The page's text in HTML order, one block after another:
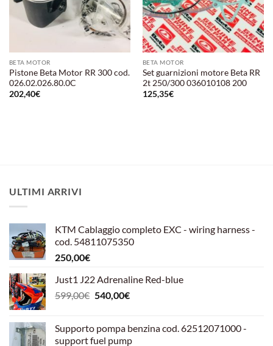
BETA MOTOR
Pistone Beta Motor RR 300 cod.
026.02.026.80.0C
202,40€
BETA MOTOR
Set guarnizioni motore Beta RR
2t 250/300 036010108 200
125,35€
ULTIMI ARRIVI
KTM Cablaggio completo EXC - wiring harness -
cod. 54811075350
250,00€
Just1 J22 Adrenaline Red-blue
599,00€ Il
era:
540,00€Il
è:
Supporto pompa benzina cod. 62512071000 -
support fuel pump